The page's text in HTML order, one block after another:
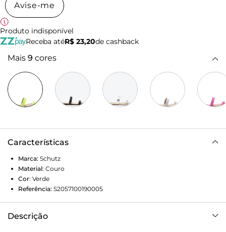
Avise-me
Produto indisponível
Receba atéR$ 23,20de cashback
Mais 9 cores
Características
Marca: Schutz
Material: Couro
Cor: Verde
Referência: S2057100190005
Descrição